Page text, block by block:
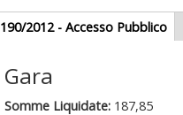
Gare appalti
190/2012 - Accesso Pubblico
Gara
Somme Liquidate: 187,85